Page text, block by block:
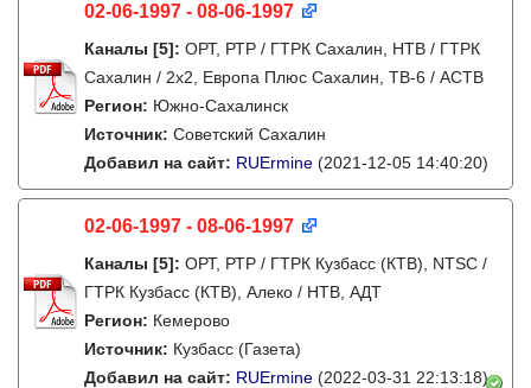
02-06-1997 - 08-06-1997
Каналы [5]: ОРТ, РТР / ГТРК Сахалин, НТВ / ГТРК
Сахалин / 2х2, Европа Плюс Сахалин, ТВ-6 / АСТВ
Регион: Южно-Сахалинск
Источник: Советский Сахалин
Добавил на сайт: RUErmine (2021-12-05 14:40:20)
02-06-1997 - 08-06-1997
Каналы [5]: ОРТ, РТР / ГТРК Кузбасс (КТВ), NTSC /
ГТРК Кузбасс (КТВ), Алеко / НТВ, АДТ
Регион: Кемерово
Источник: Кузбасс (Газета)
Добавил на сайт: RUErmine (2022-03-31 22:13:18)